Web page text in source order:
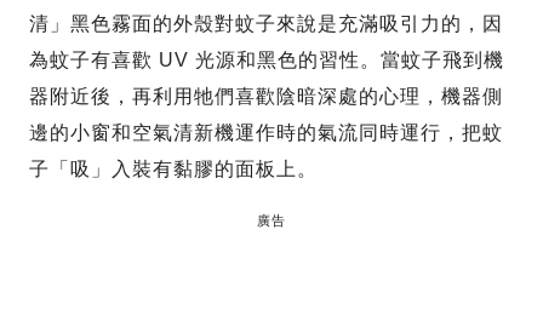
清」黑色霧面的外殼對蚊子來說是充滿吸引力的，因
為蚊子有喜歡 UV 光源和黑色的習性。當蚊子飛到機
器附近後，再利用牠們喜歡陰暗深處的心理，機器側
邊的小窗和空氣清新機運作時的氣流同時運行，把蚊
子「吸」入裝有黏膠的面板上。
廣告